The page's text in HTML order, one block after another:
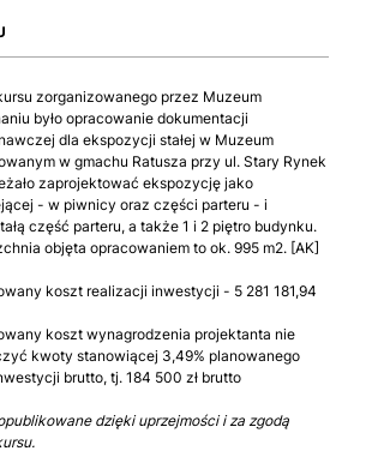
zorganizowanego przez Muzeum
było opracowanie dokumentacji
dla ekspozycji stałej w Muzeum
w gmachu Ratusza przy ul. Stary Rynek
zaprojektować ekspozycję jako
- w piwnicy oraz części parteru - i
część parteru, a także 1 i 2 piętro budynku.
objęta opracowaniem to ok. 995 m2. [AK]
koszt realizacji inwestycji - 5 281 181,94
koszt wynagrodzenia projektanta nie
kwoty stanowiącej 3,49% planowanego
brutto, tj. 184 500 zł brutto
dzięki uprzejmości i za zgodą